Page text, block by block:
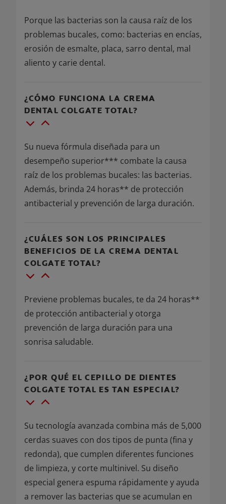
Porque las bacterias son la causa raíz de los
problemas bucales, como: bacterias en encías,
erosión de esmalte, placa, sarro dental, mal
aliento y carie dental.
¿CÓMO FUNCIONA LA CREMA
DENTAL COLGATE TOTAL?
Su nueva fórmula diseñada para un
desempeño superior*** combate la causa
raíz de los problemas bucales: las bacterias.
Además, brinda 24 horas** de protección
antibacterial y prevención de larga duración.
¿CUÁLES SON LOS PRINCIPALES
BENEFICIOS DE LA CREMA DENTAL
COLGATE TOTAL?
Previene problemas bucales, te da 24 horas**
de protección antibacterial y otorga
prevención de larga duración para una
sonrisa saludable.
¿POR QUÉ EL CEPILLO DE DIENTES
COLGATE TOTAL ES TAN ESPECIAL?
Su tecnología avanzada combina más de 5,000
cerdas suaves con dos tipos de punta (fina y
redonda), que cumplen diferentes funciones
de limpieza, y corte multinivel. Su diseño
especial genera espuma rápidamente y ayuda
a remover las bacterias que se acumulan en